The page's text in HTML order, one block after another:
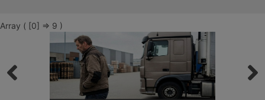
Array ( [0] => 9 )